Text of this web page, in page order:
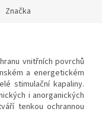
Značka
vnitřních povrchů
a energetickém
stimulační kapaliny.
i anorganických
tenkou ochrannou